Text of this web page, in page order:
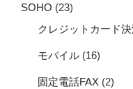
SOHO (23)
クレジットカード
モバイル (16)
固定電話FAX (2)